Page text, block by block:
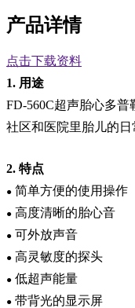
产品详情
点击下载资料
1. 用途
FD-560C超声胎心多普
社区和医院里胎儿的日
2. 特点
● 简单方便的使用操作
● 高度清晰的胎心音
● 可外放声音
● 高灵敏度的探头
● 低超声能量
● 带背光的显示屏